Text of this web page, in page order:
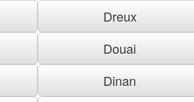
Dreux
Douai
Dinan